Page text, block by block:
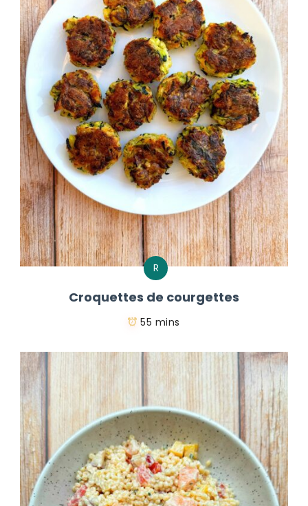
R
Croquettes de courgettes
55 mins